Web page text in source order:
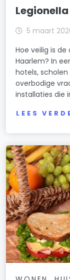
5 maart
Hoe veilig is
Haarlem? In
hotels,
overbodige
installaties die
LEES